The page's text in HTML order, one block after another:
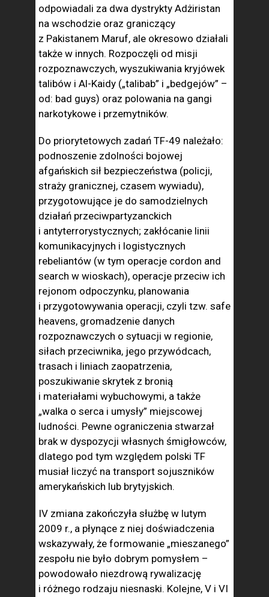
odpowiadali za dwa dystrykty Adżiristan
na wschodzie oraz graniczący
z Pakistanem Maruf, ale okresowo działali
także w innych. Rozpoczęli od misji
rozpoznawczych, wyszukiwania kryjówek
talibów i Al-Kaidy („talibab” i „bedgejów” –
od: bad guys) oraz polowania na gangi
narkotykowe i przemytników.
Do priorytetowych zadań TF-49 należało:
podnoszenie zdolności bojowej
afgańskich sił bezpieczeństwa (policji,
straży granicznej, czasem wywiadu),
przygotowujące je do samodzielnych
działań przeciwpartyzanckich
i antyterrorystycznych; zakłócanie linii
komunikacyjnych i logistycznych
rebeliantów (w tym operacje cordon and
search w wioskach), operacje przeciw ich
rejonom odpoczynku, planowania
i przygotowywania operacji, czyli tzw. safe
heavens, gromadzenie danych
rozpoznawczych o sytuacji w regionie,
siłach przeciwnika, jego przywódcach,
trasach i liniach zaopatrzenia,
poszukiwanie skrytek z bronią
i materiałami wybuchowymi, a także
„walka o serca i umysły” miejscowej
ludności. Pewne ograniczenia stwarzał
brak w dyspozycji własnych śmigłowców,
dlatego pod tym względem polski TF
musiał liczyć na transport sojuszników
amerykańskich lub brytyjskich.
IV zmiana zakończyła służbę w lutym
2009 r., a płynące z niej doświadczenia
wskazywały, że formowanie „mieszanego”
zespołu nie było dobrym pomysłem –
powodowało niezdrową rywalizację
i różnego rodzaju niesnaski. Kolejne, V i VI